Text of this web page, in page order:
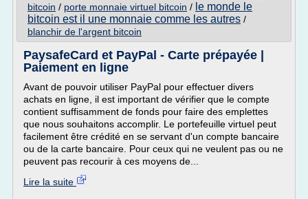
bitcoin / porte monnaie virtuel bitcoin / le monde le
bitcoin est il une monnaie comme les autres /
blanchir de l'argent bitcoin
PaysafeCard et PayPal - Carte prépayée |
Paiement en ligne
Avant de pouvoir utiliser PayPal pour effectuer divers
achats en ligne, il est important de vérifier que le compte
contient suffisamment de fonds pour faire des emplettes
que nous souhaitons accomplir. Le portefeuille virtuel peut
facilement être crédité en se servant d'un compte bancaire
ou de la carte bancaire. Pour ceux qui ne veulent pas ou ne
peuvent pas recourir à ces moyens de...
Lire la suite